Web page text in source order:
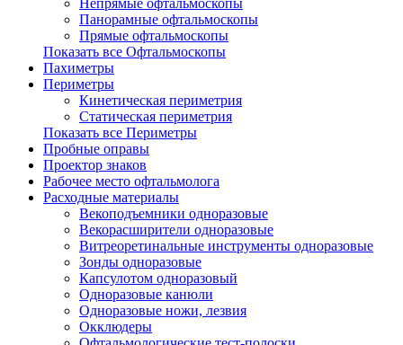
Непрямые офтальмоскопы
Панорамные офтальмоскопы
Прямые офтальмоскопы
Показать все Офтальмоскопы
Пахиметры
Периметры
Кинетическая периметрия
Статическая периметрия
Показать все Периметры
Пробные оправы
Проектор знаков
Рабочее место офтальмолога
Расходные материалы
Векоподъемники одноразовые
Векорасширители одноразовые
Витреоретинальные инструменты одноразовые
Зонды одноразовые
Капсулотом одноразовый
Одноразовые канюли
Одноразовые ножи, лезвия
Окклюдеры